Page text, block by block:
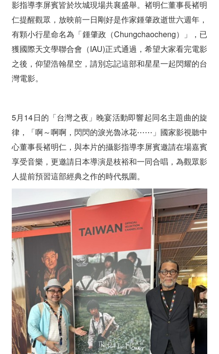
起
立
拭
淚
掌，
國
家
影
視
聽
中
心
邀
請
觀
眾
映
影指導李屏賓皆於坎城現場共襄盛舉。褚明仁董事長褚明
仁提醒觀眾，放映前一日剛好是作家鍾肇政逝世六週年，
有顆小行星命名為「鍾肇政（Chungchaocheng）」，已
獲國際天文學聯合會（IAU)正式通過，希望大家看完電影
之後，仰望浩翰星空，請別忘記這部和星星一起閃耀的台
灣電影。
5月14日的「台灣之夜」晚宴活動即響起同名主題曲的旋
律，「啊～啊啊，閃閃的淚光魯冰花⋯⋯」國家影視聽中
心董事長褚明仁，與本片的攝影指導李屏賓邀請在場嘉賓
享受音樂，更邀請日本導演是枝裕和一同合唱，為觀眾影
人提前預習這部經典之作的時代氛圍。